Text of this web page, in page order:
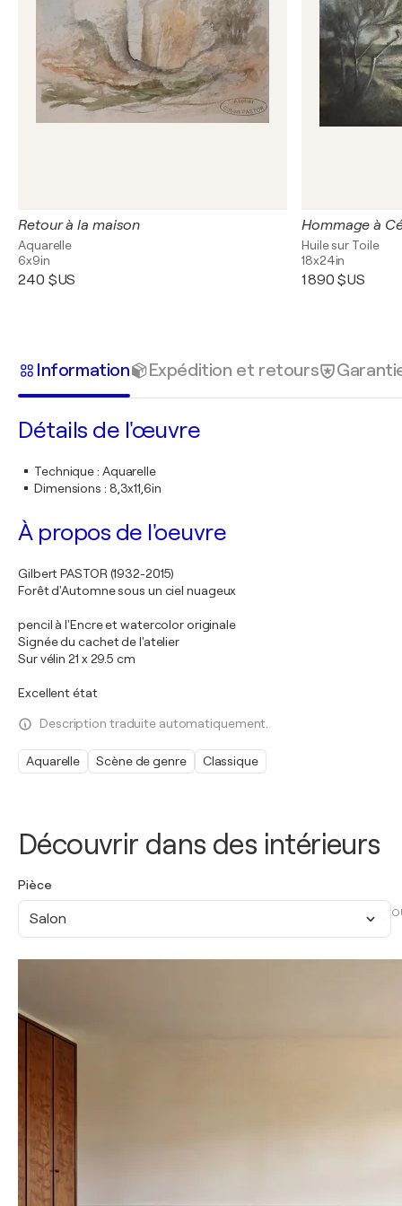
Découvrir dans des intérieurs
Pièce
Salon
Retour à la maison
Aquarelle
6x9in
240 $US
Hommage à
Huile sur Toile
18x24in
1 890 $US
Information Expédition et retours
Détails de l'œuvre
Technique: Aquarelle
Dimensions : 8,3x11,6in
À propos de l'oeuvre
Gilbert PASTOR (1932-2015)
Forêt d'Automne sous un ciel nuageux
pencil à l'Encre et watercolor originale
Signée du cachet de l'atelier
Sur vélin 21 x 29.5 cm
Excellent état
Description traduite automatiquement.
Aquarelle Scène de genre Classique